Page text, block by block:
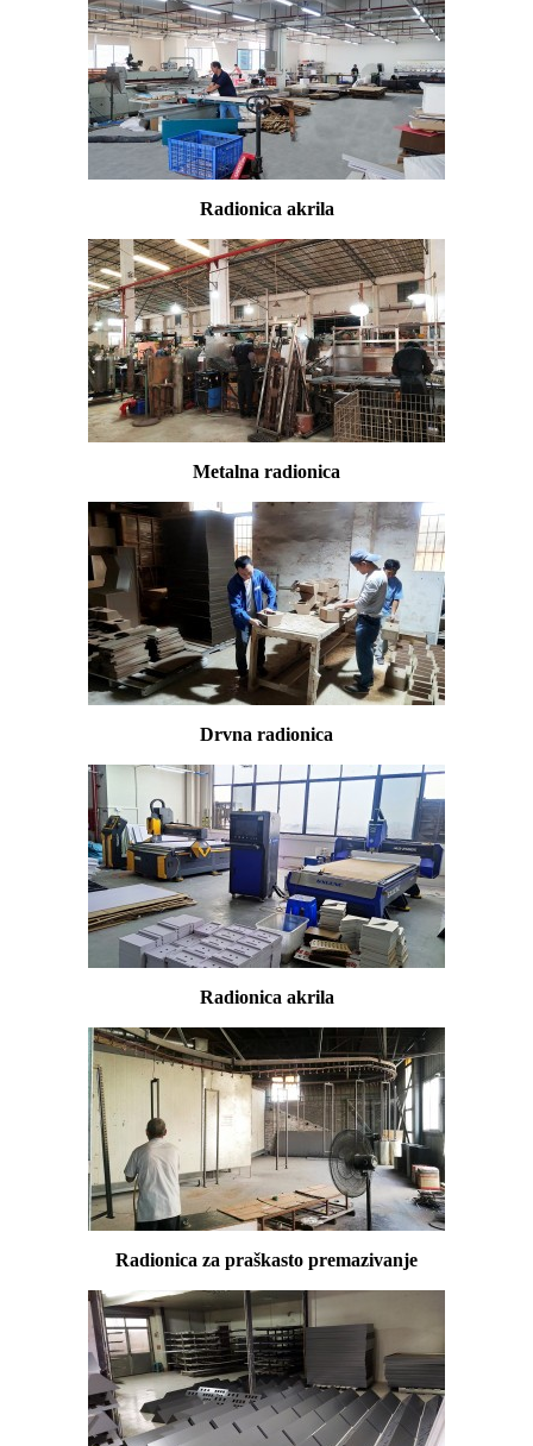
Radionica akrila
Metalna radionica
Drvna radionica
Radionica akrila
Radionica za praškasto premazivanje